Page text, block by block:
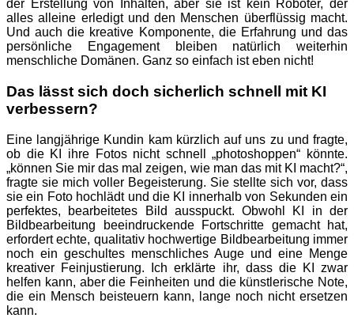
der Erstellung von Inhalten, aber sie ist kein Roboter, der
alles alleine erledigt und den Menschen überflüssig macht.
Und auch die kreative Komponente, die Erfahrung und das
persönliche Engagement bleiben natürlich weiterhin
menschliche Domänen. Ganz so einfach ist eben nicht!
Das lässt sich doch sicherlich schnell mit KI
verbessern?
Eine langjährige Kundin kam kürzlich auf uns zu und fragte,
ob die KI ihre Fotos nicht schnell „photoshoppen“ könnte.
„können Sie mir das mal zeigen, wie man das mit KI macht?“,
fragte sie mich voller Begeisterung. Sie stellte sich vor, dass
sie ein Foto hochlädt und die KI innerhalb von Sekunden ein
perfektes, bearbeitetes Bild ausspuckt. Obwohl KI in der
Bildbearbeitung beeindruckende Fortschritte gemacht hat,
erfordert echte, qualitativ hochwertige Bildbearbeitung immer
noch ein geschultes menschliches Auge und eine Menge
kreativer Feinjustierung. Ich erklärte ihr, dass die KI zwar
helfen kann, aber die Feinheiten und die künstlerische Note,
die ein Mensch beisteuern kann, lange noch nicht ersetzen
kann.